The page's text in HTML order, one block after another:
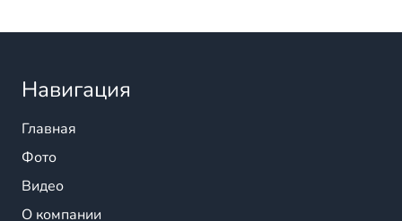
Навигация
Главная
Фото
Видео
О компании